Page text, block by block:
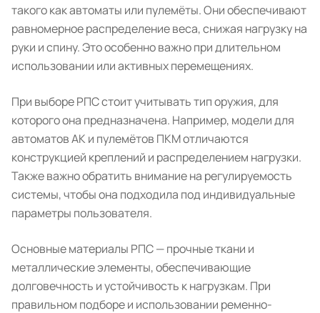
такого как автоматы или пулемёты. Они обеспечивают
равномерное распределение веса, снижая нагрузку на
руки и спину. Это особенно важно при длительном
использовании или активных перемещениях.
При выборе РПС стоит учитывать тип оружия, для
которого она предназначена. Например, модели для
автоматов АК и пулемётов ПКМ отличаются
конструкцией креплений и распределением нагрузки.
Также важно обратить внимание на регулируемость
системы, чтобы она подходила под индивидуальные
параметры пользователя.
Основные материалы РПС — прочные ткани и
металлические элементы, обеспечивающие
долговечность и устойчивость к нагрузкам. При
правильном подборе и использовании ременно-